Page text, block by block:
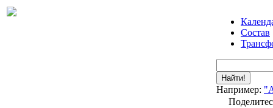
Состав
Найти!
Например: